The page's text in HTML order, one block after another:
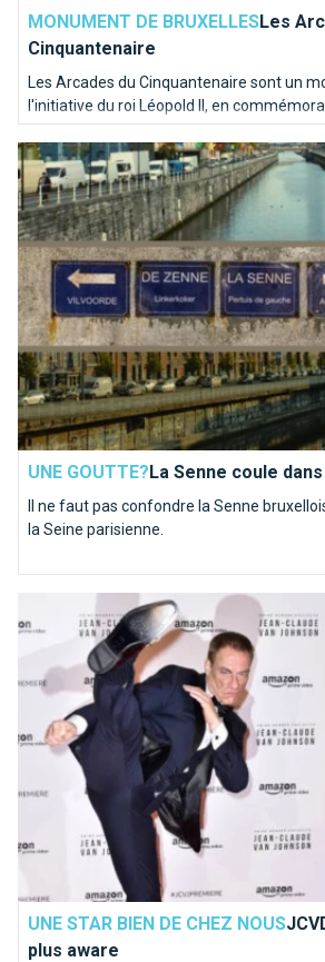
MONUMENT DE BRUXELLESLes
Cinquantenaire
Les Arcades du Cinquantenaire sont un
l'initiative du roi Léopold II, en
cinquantième anniversaire de
1905.
UNE GOUTTE? La Senne coule
Il ne faut pas confondre la Senne
la Seine parisienne.
La Senne coule dans nos veines
UNE STAR BIEN DE CHEZ NOUS
plus aware
JCVD, le Bruxellois le plus aware